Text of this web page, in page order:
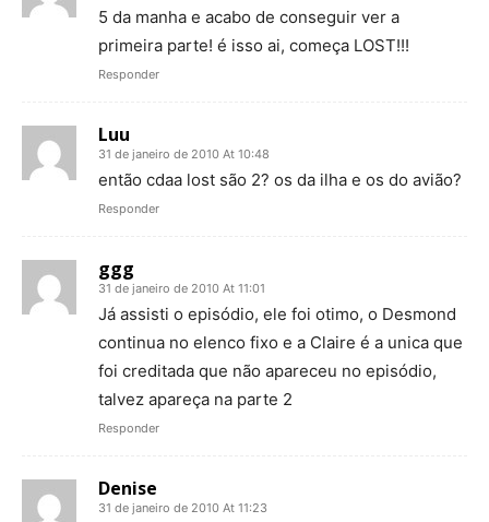
5 da manha e acabo de conseguir ver a
primeira parte! é isso ai, começa LOST!!!
Responder
Luu
31 de janeiro de 2010 At 10:48
então cdaa lost são 2? os da ilha e os do avião?
Responder
ggg
31 de janeiro de 2010 At 11:01
Já assisti o episódio, ele foi otimo, o Desmond
continua no elenco fixo e a Claire é a unica que
foi creditada que não apareceu no episódio,
talvez apareça na parte 2
Responder
Denise
31 de janeiro de 2010 At 11:23